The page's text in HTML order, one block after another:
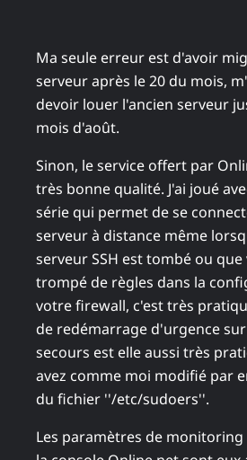
Ma seule erreur est d'avoir
serveur après le 20 du mois,
devoir louer l'ancien serveur
mois d'août.
Sinon, le service offert par
très bonne qualité. J'ai joué
série qui permet de se
serveur à distance même
serveur SSH est tombé ou
trompé de règles dans la
votre firewall, c'est très
de redémarrage d'urgence
secours est elle aussi très
avez comme moi modifié par
du fichier ''/etc/sudoers''.
Les paramètres de